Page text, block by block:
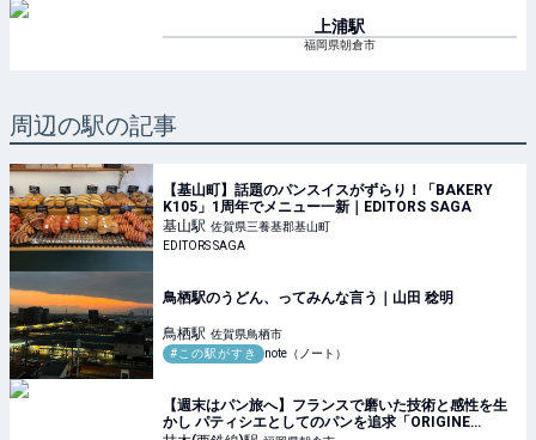
上浦駅
福岡県朝倉市
周辺の駅の記事
【基山町】話題のパンスイスがずらり！「BAKERY
K105」1周年でメニュー一新｜EDITORS SAGA
基山駅 佐賀県三養基郡基山町
EDITORS SAGA
鳥栖駅のうどん、ってみんな言う｜山田 稔明
鳥栖駅 佐賀県鳥栖市
#この駅がすき
note（ノート）
【週末はパン旅へ】フランスで磨いた技術と感性を生
かし パティシエとしてのパンを追求「ORIGINE